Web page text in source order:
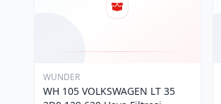
WUNDER
WH 105 VOLKSWAGEN LT 35